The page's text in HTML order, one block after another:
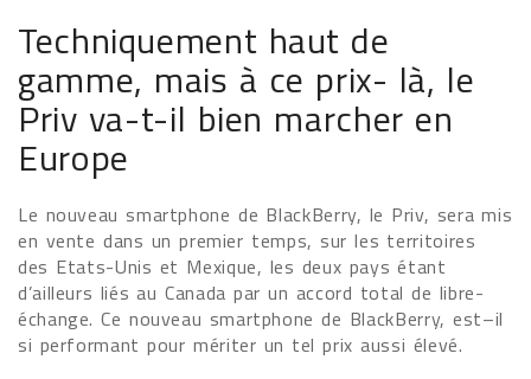
Techniquement haut de
gamme, mais à ce prix- là, le
Priv va-t-il bien marcher en
Europe
Le nouveau smartphone de BlackBerry, le Priv, sera mis
en vente dans un premier temps, sur les territoires
des Etats-Unis et Mexique, les deux pays étant
d’ailleurs liés au Canada par un accord total de libre-
échange. Ce nouveau smartphone de BlackBerry, est–il
si performant pour mériter un tel prix aussi élevé.